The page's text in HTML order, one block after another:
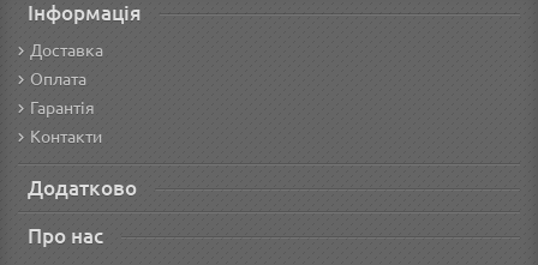
Інформація
Доставка
Оплата
Гарантія
Контакти
Додатково
Про нас